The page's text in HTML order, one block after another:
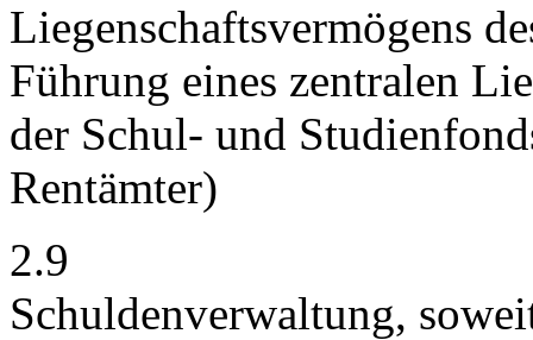
Liegenschaftsvermögens
Führung eines zentralen
der Schul- und
Rentämter)
2.9
Schuldenverwaltung,